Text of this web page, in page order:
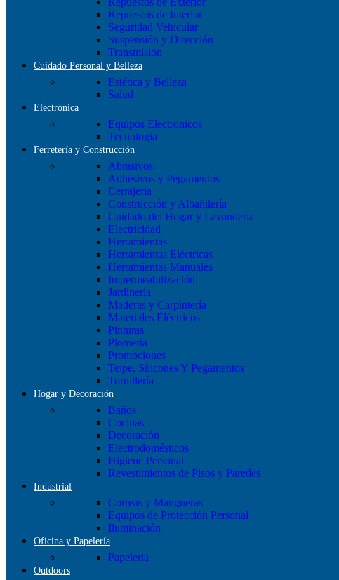
Repuestos de Interior
Seguridad Vehicular
Suspensión y Dirección
Transmisión
Cuidado Personal y Belleza
Estética y Belleza
Salud
Electrónica
Equipos Electronicos
Tecnologia
Ferretería y Construcción
Abrasivos
Adhesivos y Pegamentos
Cerrajería
Construcción y Albañilería
Cuidado del Hogar y Lavanderia
Electricidad
Herramientas
Herramientas Eléctricas
Herramientas Manuales
Impermeabilización
Jardineria
Maderas y Carpintería
Materiales Eléctricos
Pinturas
Plomería
Promociones
Teipe, Silicones Y Pegamentos
Tornillería
Hogar y Decoración
Baños
Cocinas
Decoración
Electrodomésticos
Higiene Personal
Revestimientos de Pisos y Paredes
Industrial
Correas y Mangueras
Equipos de Protección Personal
Iluminación
Oficina y Papelería
Papeleria
Outdoors